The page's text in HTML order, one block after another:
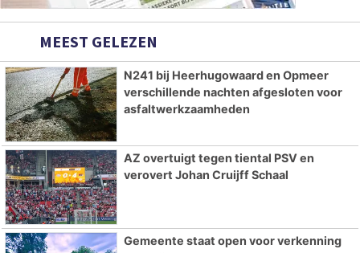
MEEST GELEZEN
N241 bij Heerhugowaard en Opmeer
verschillende nachten afgesloten voor
asfaltwerkzaamheden
AZ overtuigt tegen tiental PSV en
verovert Johan Cruijff Schaal
Gemeente staat open voor verkenning